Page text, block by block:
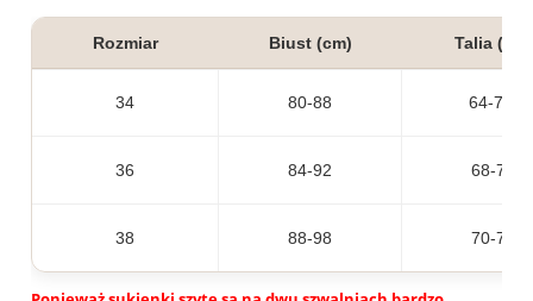
Rozmiar Biust (cm) Talia (cm)
34 80-88 64-70
36 84-92 68-74
38 88-98 70-78